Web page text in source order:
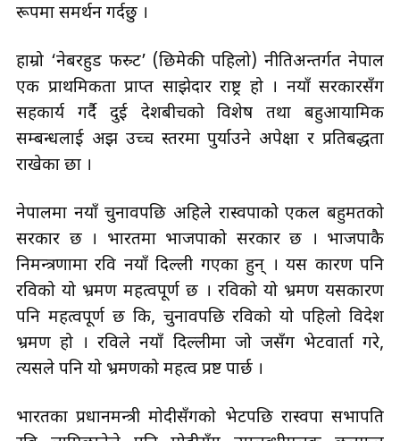
रूपमा समर्थन गर्दछु ।
हाम्रो ‘नेबरहुड फस्र्ट’ (छिमेकी पहिलो) नीतिअन्तर्गत नेपाल
एक प्राथमिकता प्राप्त साझेदार राष्ट्र हो । नयाँ सरकारसँग
सहकार्य गर्दै दुई देशबीचको विशेष तथा बहुआयामिक
सम्बन्धलाई अझ उच्च स्तरमा पुर्याउने अपेक्षा र प्रतिबद्धता
राखेका छौँ ।
नेपालमा नयाँ चुनावपछि अहिले रास्वपाको एकल बहुमतको
सरकार छ । भारतमा भाजपाको सरकार छ । भाजपाकै
निमन्त्रणामा रवि नयाँ दिल्ली गएका हुन् । यस कारण पनि
रविको यो भ्रमण महत्वपूर्ण छ । रविको यो भ्रमण यसकारण
पनि महत्वपूर्ण छ कि, चुनावपछि रविको यो पहिलो विदेश
भ्रमण हो । रविले नयाँ दिल्लीमा जो जसँग भेटवार्ता गरे,
त्यसले पनि यो भ्रमणको महत्व प्रष्ट पार्छ ।
भारतका प्रधानमन्त्री मोदीसँगको भेटपछि रास्वपा सभापति